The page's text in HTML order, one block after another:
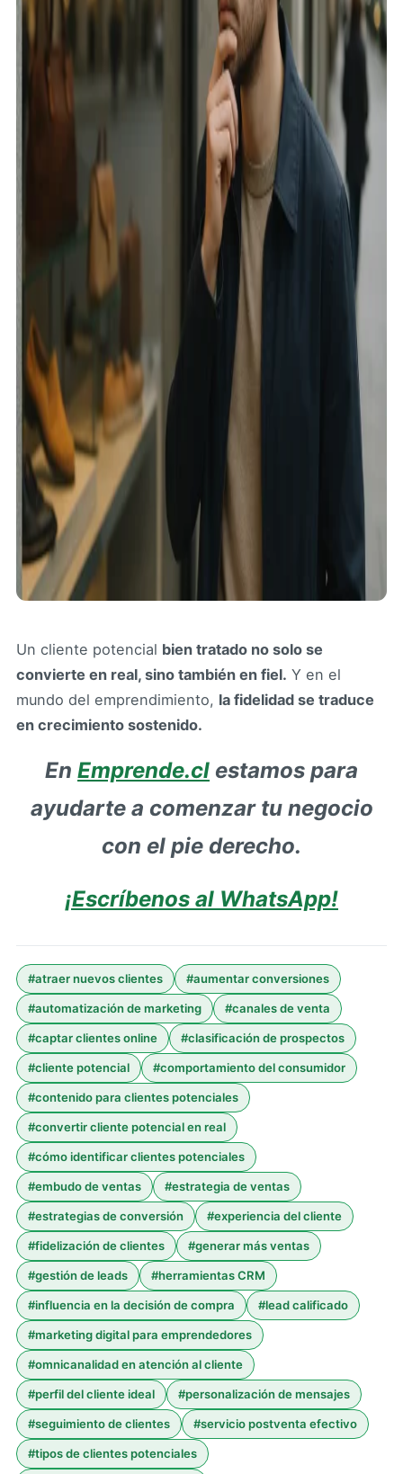
Un cliente potencial bien tratado no solo se
convierte en real, sino también en fiel. Y en el
mundo del emprendimiento, la fidelidad se traduce
en crecimiento sostenido.
En Emprende.cl estamos para
ayudarte a comenzar tu negocio
con el pie derecho.
¡Escríbenos al WhatsApp!
#atraer nuevos clientes #aumentar conversiones
#automatización de marketing #canales de venta
#captar clientes online #clasificación de prospectos
#cliente potencial #comportamiento del consumidor
#contenido para clientes potenciales
#convertir cliente potencial en real
#cómo identificar clientes potenciales
#embudo de ventas #estrategia de ventas
#estrategias de conversión #experiencia del cliente
#fidelización de clientes #generar más ventas
#gestión de leads #herramientas CRM
#influencia en la decisión de compra #lead calificado
#marketing digital para emprendedores
#omnicanalidad en atención al cliente
#perfil del cliente ideal #personalización de mensajes
#seguimiento de clientes #servicio postventa efectivo
#tipos de clientes potenciales